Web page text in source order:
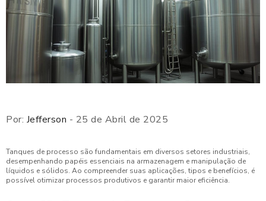
Por: Jefferson - 25 de Abril de 2025
Tanques de processo são fundamentais em diversos setores industriais,
desempenhando papéis essenciais na armazenagem e manipulação de
líquidos e sólidos. Ao compreender suas aplicações, tipos e benefícios, é
possível otimizar processos produtivos e garantir maior eficiência.